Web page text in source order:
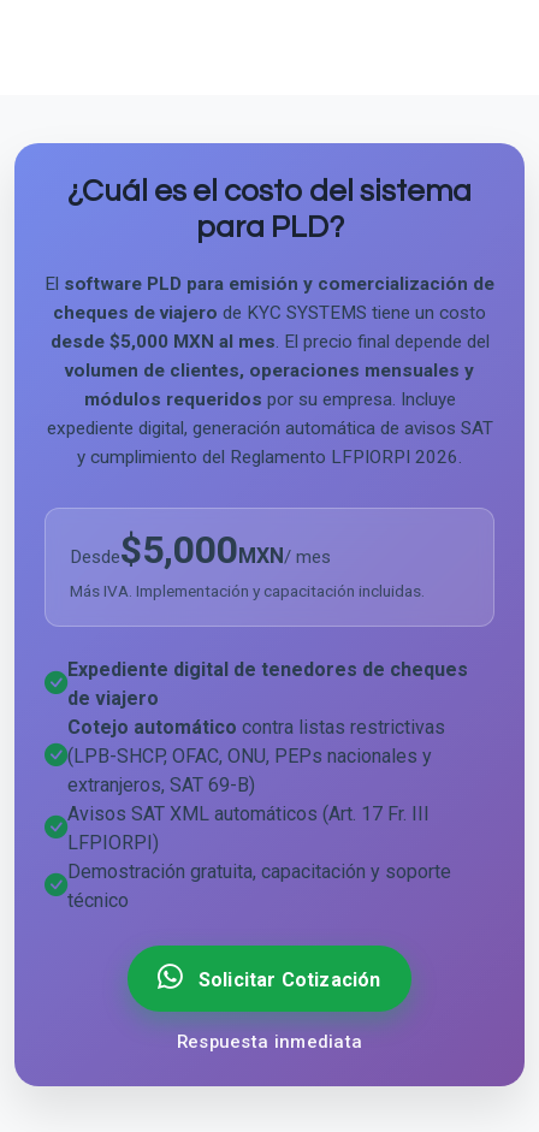
¿Cuál es el costo del sistema
para PLD?
El software PLD para emisión y comercialización de
cheques de viajero de KYC SYSTEMS tiene un costo
desde $5,000 MXN al mes . El precio final depende del
volumen de clientes, operaciones mensuales y
módulos requeridos por su empresa. Incluye
expediente digital, generación automática de avisos SAT
y cumplimiento del Reglamento LFPIORPI 2026.
Desde$5,000MXN/ mes
Más IVA. Implementación y capacitación incluidas.
Expediente digital de tenedores de cheques
de viajero
Cotejo automático contra listas restrictivas
(LPB-SHCP, OFAC, ONU, PEPs nacionales y
extranjeros, SAT 69-B)
Avisos SAT XML automáticos (Art. 17 Fr. III
LFPIORPI)
Demostración gratuita, capacitación y soporte
técnico
Solicitar Cotización
Respuesta inmediata